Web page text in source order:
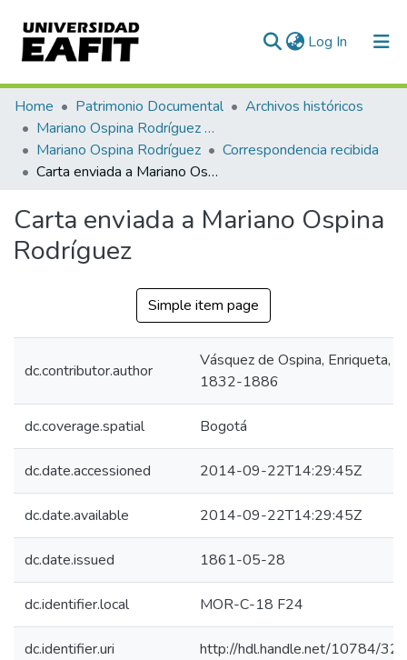
Log In (current)
Communities & Collections
All of DSpace
Statistics
Home Patrimonio Documental
Archivos históricos
Mariano Ospina Rodríguez (1826 -1912)
Mariano Ospina Rodríguez
Correspondencia recibida
Carta enviada a Mariano Ospina Rodríguez
Carta enviada a Mariano Ospina
Rodríguez
Simple item page
dc.contributor.author
Vásquez de Ospina, Enriqueta,
1832-1886
dc.coverage.spatial Bogotá
dc.date.accessioned 2014-09-22T14:29:45Z
dc.date.available 2014-09-22T14:29:45Z
dc.date.issued 1861-05-28
dc.identifier.local MOR-C-18 F24
dc.identifier.uri http://hdl.handle.net/10784/